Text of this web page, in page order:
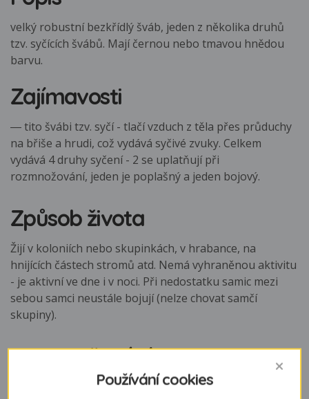
velký robustní bezkřídlý šváb, jeden z několika druhů
tzv. syčících švábů. Mají černou nebo tmavou hnědou
barvu.
Zajímavosti
― tito švábi tzv. syčí - tlačí vzduch z těla přes průduchy
na břiše a hrudi, což vydává syčivé zvuky. Celkem
vydává 4 druhy syčení - 2 se uplatňují při
rozmnožování, jeden je poplašný a jeden bojový.
Způsob života
Žijí v koloniích nebo skupinkách, v hrabance, na
hnijících částech stromů atd. Nemá vyhraněnou aktivitu
- je aktivní ve dne i v noci. Při nedostatku samic mezi
sebou samci neustále bojují (nelze chovat samčí
skupiny).
Rozmnožování
Jsou ovoviviparní (vejcoživorodí). Samice po páření
Používání cookies